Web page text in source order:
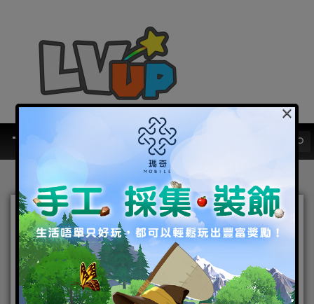
《A3: STILL ALIVE 倖存
者》開啟全新伺服器 推出獎
勵與折扣等眾多遊戲內特別
活動
×